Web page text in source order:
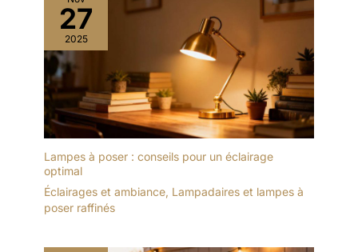
27
2025
Lampes à poser : conseils pour un éclairage
optimal
Éclairages et ambiance, Lampadaires et lampes à
poser raffinés